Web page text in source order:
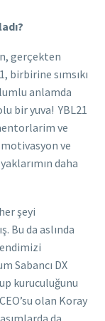
gerçekten
birbirine sımsıkı
anlamda
bir yuva! YBL21
ve
ve
daha
şeyi
Bu da aslında
Sabancı DX
kuruculuğunu
olan Koray